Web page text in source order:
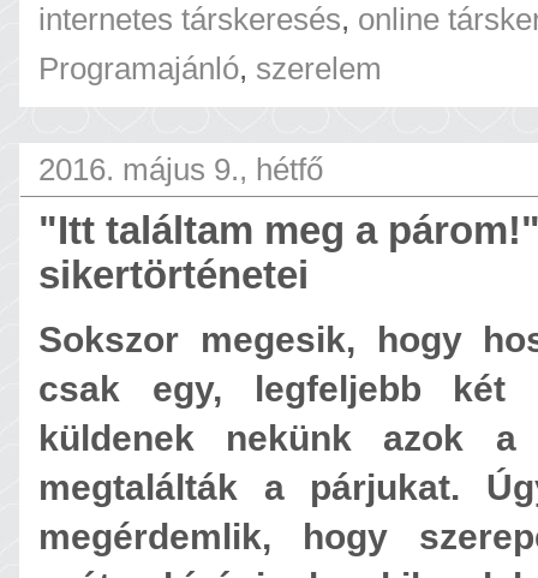
internetes társkeresés, online
Programajánló, szerelem
2016. május 9., hétfő
"Itt találtam meg a
sikertörténetei
Sokszor megesik, hogy
csak egy, legfeljebb két
küldenek nekünk azok
megtalálták a párjukat.
megérdemlik, hogy